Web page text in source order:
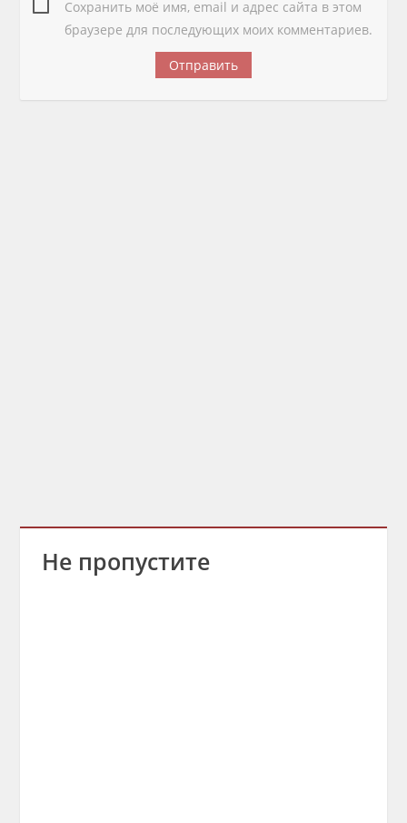
Сохранить моё имя, email и адрес сайта в этом
браузере для последующих моих комментариев.
Не пропустите